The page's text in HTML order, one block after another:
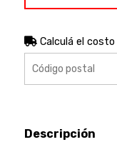
Calculá el costo
Descripción